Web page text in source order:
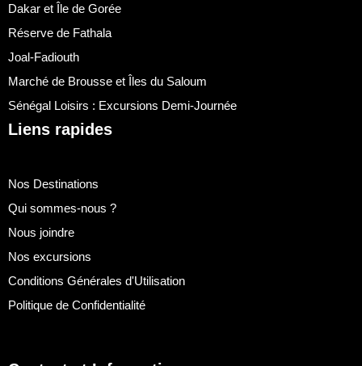
Dakar et Île de Gorée
Réserve de Fathala
Joal-Fadiouth
Marché de Brousse et Îles du Saloum
Sénégal Loisirs : Excursions Demi-Journée
Liens rapides
Nos Destinations
Qui sommes-nous ?
Nous joindre
Nos excursions
Conditions Générales d'Utilisation
Politique de Confidentialité